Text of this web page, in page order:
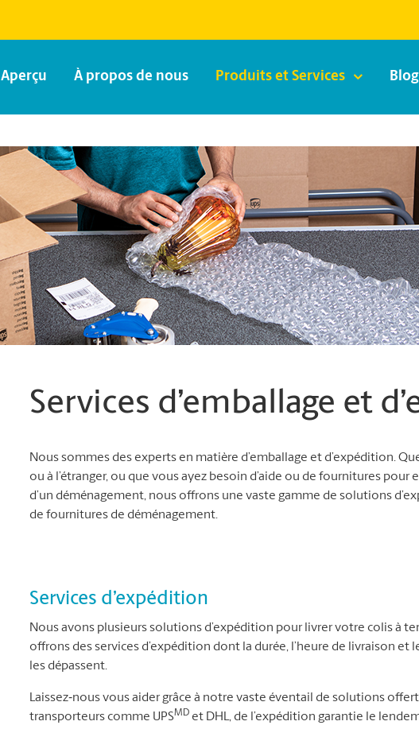
Aperçu À propos de nous Produits et Services
Services d’emballage et
Nous sommes des experts en matière d’emballage et d’expédition.
ou à l’étranger, ou que vous ayez besoin d’aide ou de fournitures pour
d’un déménagement, nous offrons une vaste gamme de solutions
de fournitures de déménagement.
Services d’expédition
Nous avons plusieurs solutions d’expédition pour livrer votre colis à
offrons des services d’expédition dont la durée, l’heure de livraison
les dépassent.
Laissez‐nous vous aider grâce à notre vaste éventail de solutions
transporteurs comme UPSMD et DHL, de l’expédition garantie le